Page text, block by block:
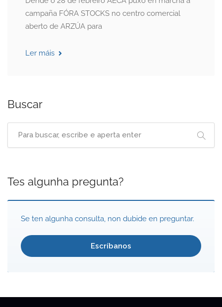
campaña FÓRA STOCKS no centro comercial
aberto de ARZÚA para
Ler máis
Buscar
Tes algunha pregunta?
Se ten algunha consulta, non dubide en preguntar.
Escríbanos